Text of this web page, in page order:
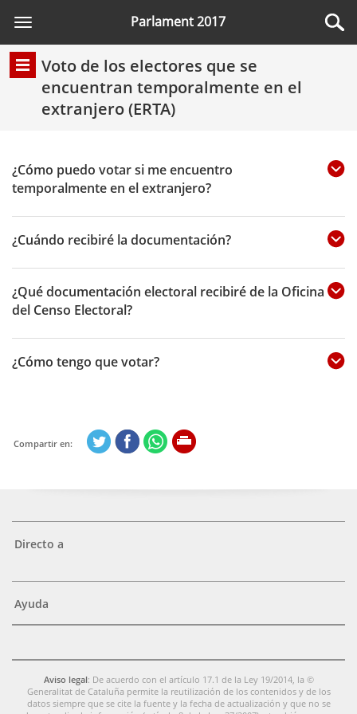
Toggle
navigation
Parlament 2017
Voto de los electores que se
encuentran temporalmente en el
extranjero (ERTA)
¿Cómo puedo votar si me encuentro
temporalmente en el extranjero?
¿Cuándo recibiré la documentación?
¿Qué documentación electoral recibiré de la Oficina
del Censo Electoral?
¿Cómo tengo que votar?
Compartir en:
Directo a
Ayuda
Aviso legal: De acuerdo con el artículo 17.1 de la Ley 19/2014, la ©
Generalitat de Cataluña permite la reutilización de los contenidos y de los
datos siempre que se cite la fuente y la fecha de actualización y que no se